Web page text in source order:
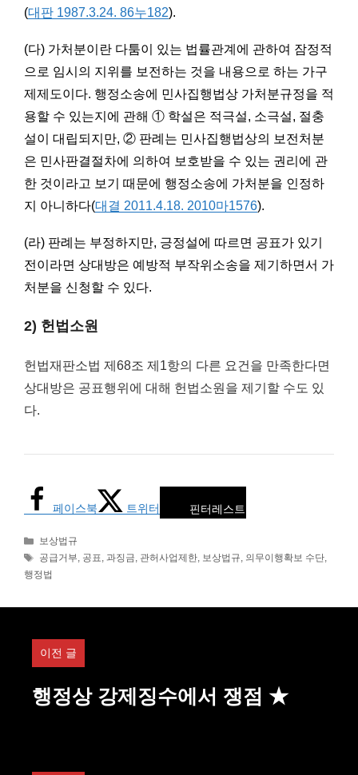
(대판 1987.3.24. 86누182).
(다) 가처분이란 다툼이 있는 법률관계에 관하여 잠정적
으로 임시의 지위를 보전하는 것을 내용으로 하는 가구
제제도이다. 행정소송에 민사집행법상 가처분규정을 적
용할 수 있는지에 관해 ① 학설은 적극설, 소극설, 절충
설이 대립되지만, ② 판례는 민사집행법상의 보전처분
은 민사판결절차에 의하여 보호받을 수 있는 권리에 관
한 것이라고 보기 때문에 행정소송에 가처분을 인정하
지 아니하다(대결 2011.4.18. 2010마1576).
(라) 판례는 부정하지만, 긍정설에 따르면 공표가 있기
전이라면 상대방은 예방적 부작위소송을 제기하면서 가
처분을 신청할 수 있다.
2) 헌법소원
헌법재판소법 제68조 제1항의 다른 요건을 만족한다면
상대방은 공표행위에 대해 헌법소원을 제기할 수도 있
다.
페이스북 트위터 핀터레스트
카
테
고
리
보상법규
태
그
공급거부, 공표,과징금, 관허사업제한, 보상법규, 의무이행확보 수단,
행정법
이전 글
행정상 강제징수에서 쟁점 ★